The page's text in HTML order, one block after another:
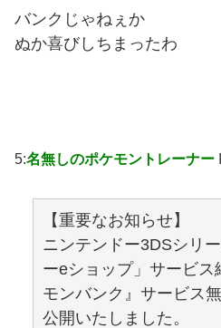
バンクじゃねぇか
ぬか喜びしちまったわ
5:名無しのポケモントレーナー
【重要なお知らせ】
ニンテンドー3DSシリ
ーeショップ」サービス
モンバンク』サービス
公開いたしました。